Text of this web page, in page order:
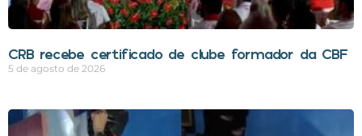
CRB recebe certificado de clube formador da CBF
5 de agosto de 2026